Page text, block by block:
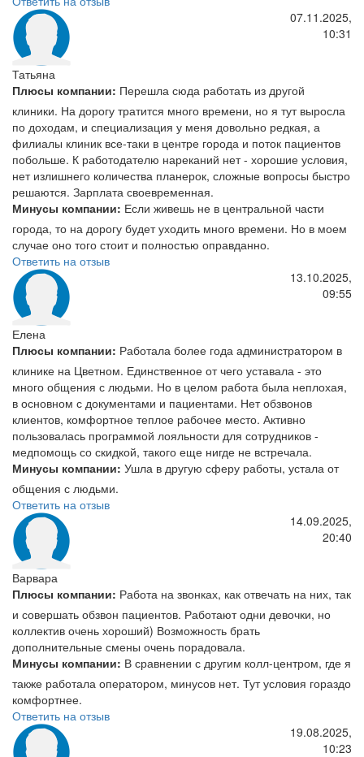
Татьяна
07.11.2025,
10:31
Плюсы компании: Перешла сюда работать из другой
клиники. На дорогу тратится много времени, но я тут выросла
по доходам, и специализация у меня довольно редкая, а
филиалы клиник все-таки в центре города и поток пациентов
побольше. К работодателю нареканий нет - хорошие условия,
нет излишнего количества планерок, сложные вопросы быстро
решаются. Зарплата своевременная.
Минусы компании: Если живешь не в центральной части
города, то на дорогу будет уходить много времени. Но в моем
случае оно того стоит и полностью оправданно.
Ответить на отзыв
Елена
13.10.2025,
09:55
Плюсы компании: Работала более года администратором в
клинике на Цветном. Единственное от чего уставала - это
много общения с людьми. Но в целом работа была неплохая,
в основном с документами и пациентами. Нет обзвонов
клиентов, комфортное теплое рабочее место. Активно
пользовалась программой лояльности для сотрудников -
медпомощь со скидкой, такого еще нигде не встречала.
Минусы компании: Ушла в другую сферу работы, устала от
общения с людьми.
Ответить на отзыв
Варвара
14.09.2025,
20:40
Плюсы компании: Работа на звонках, как отвечать на них, так
и совершать обзвон пациентов. Работают одни девочки, но
коллектив очень хороший) Возможность брать
дополнительные смены очень порадовала.
Минусы компании: В сравнении с другим колл-центром, где я
также работала оператором, минусов нет. Тут условия гораздо
комфортнее.
Ответить на отзыв
19.08.2025,
10:23